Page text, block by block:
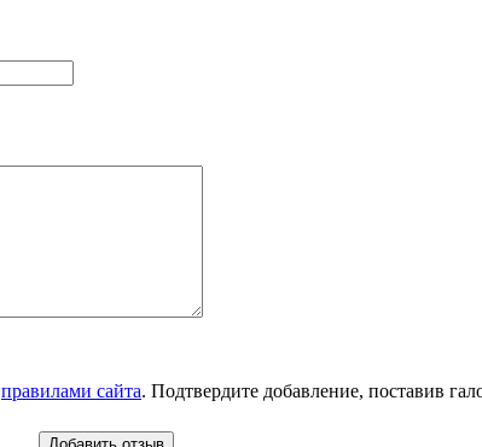
правилами сайта. Подтвердите добавление, поставив